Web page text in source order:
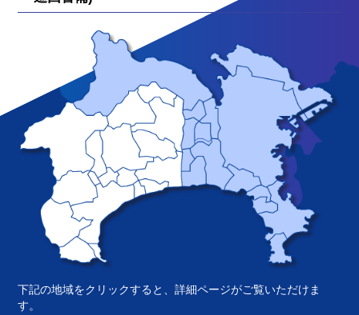
下記の地域をクリックすると、詳細ページがご覧いただけま
す。